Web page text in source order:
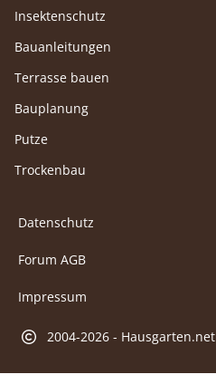
Insektenschutz
Bauanleitungen
Terrasse bauen
Bauplanung
Putze
Trockenbau
Datenschutz
Forum AGB
Impressum
2004-2026 - Hausgarten.net